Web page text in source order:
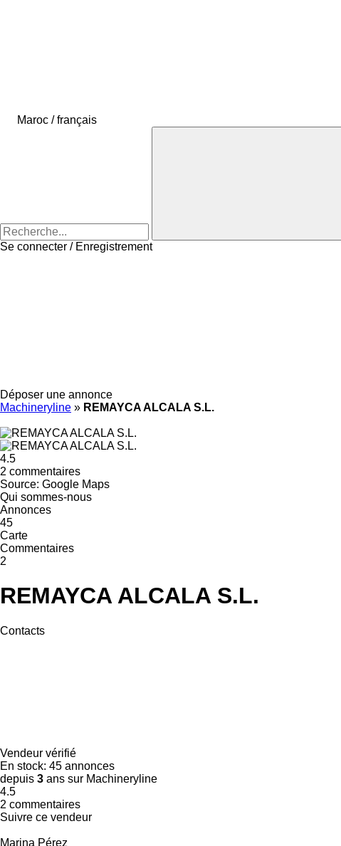
Maroc / français
Se connecter / Enregistrement
Déposer une annonce
Machineryline » REMAYCA ALCALA S.L.
4.5
2 commentaires
Source: Google Maps
Qui sommes-nous
Annonces
45
Carte
Commentaires
2
REMAYCA ALCALA S.L.
Contacts
Vendeur vérifié
En stock: 45 annonces
depuis 3 ans sur Machineryline
4.5
2 commentaires
Suivre ce vendeur
Marina Pérez